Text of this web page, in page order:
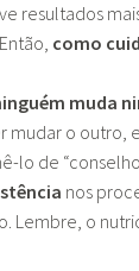
resultados
como
muda
mudar o outro,
lo de
nos
Lembre, o